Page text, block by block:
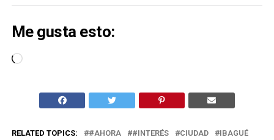
Me gusta esto:
Cargando...
RELATED TOPICS: #AHORA #INTERÉS CIUDAD
IBAGUÉ